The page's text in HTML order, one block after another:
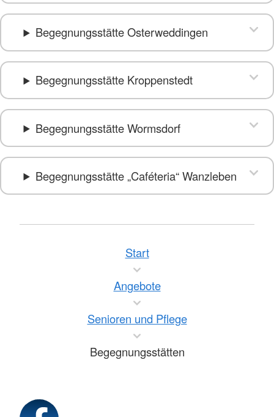
Begegnungsstätte Osterweddingen
Begegnungsstätte Kroppenstedt
Begegnungsstätte Wormsdorf
Begegnungsstätte „Caféteria“ Wanzleben
Start
Angebote
Senioren und Pflege
Begegnungsstätten